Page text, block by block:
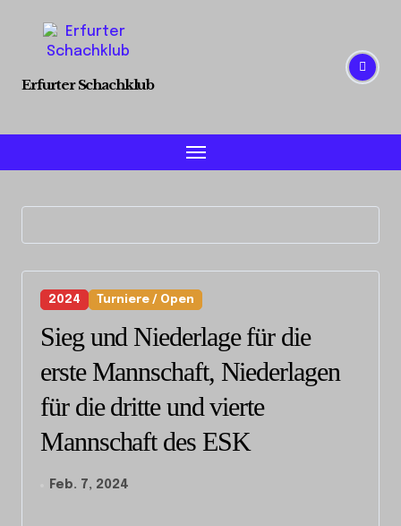
content
Erfurter Schachklub
2024 Turniere / Open
Sieg und Niederlage für die
erste Mannschaft, Niederlagen
für die dritte und vierte
Mannschaft des ESK
Feb. 7, 2024